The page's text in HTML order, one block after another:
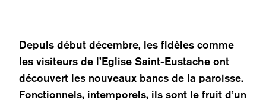
Depuis début décembre, les fidèles comme
les visiteurs de l’Eglise Saint-Eustache ont
découvert les nouveaux bancs de la paroisse.
Fonctionnels, intemporels, ils sont le fruit d’un